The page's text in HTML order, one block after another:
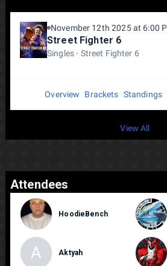
November 12th 2025 at 6:00
Street Fighter 6
Singles Street Fighter 6
Overview Brackets Standings
View All
Attendees
HoodieBench
A Aktyah